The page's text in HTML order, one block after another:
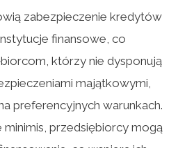
zabezpieczenie kredytów
finansowe, co
którzy nie dysponują
majątkowymi,
preferencyjnych warunkach.
minimis, przedsiębiorcy mogą